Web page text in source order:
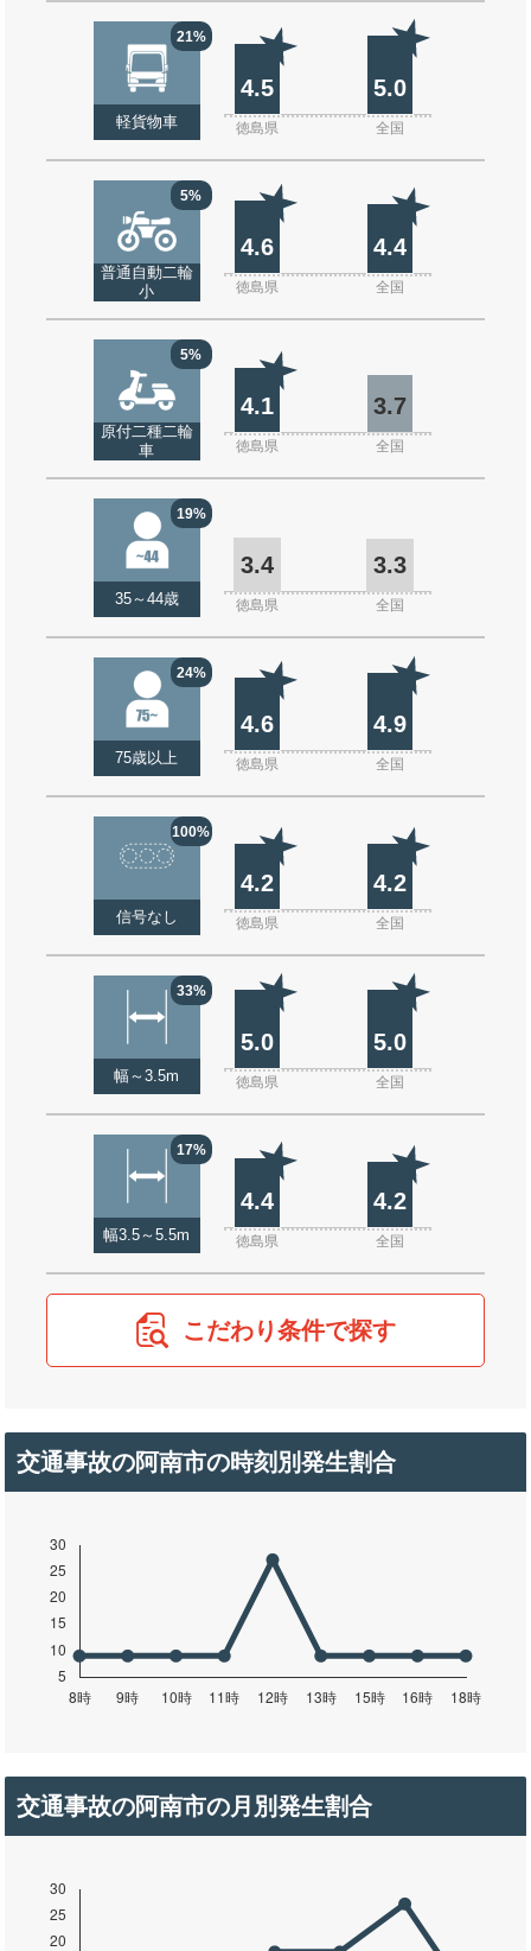
21%
軽貨物車
4.5 5.0
徳島県 全国
5%
普通自動二輪
小
4.6 4.4
徳島県 全国
5%
原付二種二輪
車
4.1 3.7
徳島県 全国
19%
35～44歳
3.4 3.3
徳島県 全国
24%
75歳以上
4.6 4.9
徳島県 全国
100%
信号なし
4.2 4.2
徳島県 全国
33%
幅～3.5m
5.0 5.0
徳島県 全国
17%
幅3.5～5.5m
4.4 4.2
徳島県 全国
こだわり条件で探す
交通事故の阿南市の時刻別発生割合
交通事故の阿南市の月別発生割合